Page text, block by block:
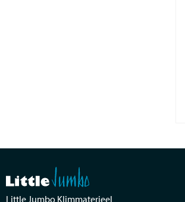
Little Jumbo Klimmaterieel